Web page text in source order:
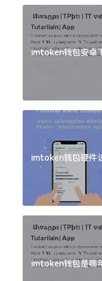
imtoken钱包安卓
imtoken钱包硬件
imtoken钱包是哪